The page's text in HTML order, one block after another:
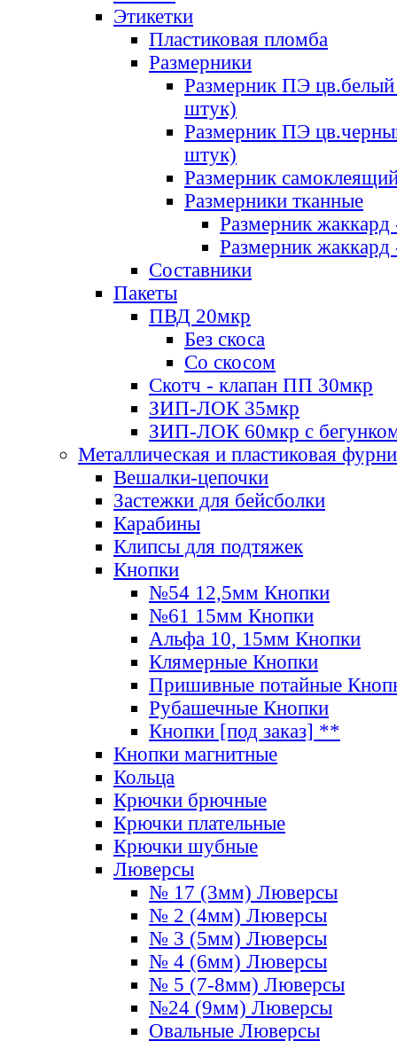
Этикетки
Пластиковая пломба
Размерники
Размерник ПЭ цв.белый
штук)
Размерник ПЭ
штук)
Размерник
Размерники тканные
Размерник
Размерник
Составники
Пакеты
ПВД 20мкр
Без скоса
Со скосом
Скотч - клапан ПП 30мкр
ЗИП-ЛОК 35мкр
ЗИП-ЛОК 60мкр с
Металлическая и пластиковая
Вешалки-цепочки
Застежки для бейсболки
Карабины
Клипсы для подтяжек
Кнопки
№54 12,5мм Кнопки
№61 15мм Кнопки
Альфа 10, 15мм Кнопки
Клямерные Кнопки
Пришивные потайные
Рубашечные Кнопки
Кнопки [под заказ] **
Кнопки магнитные
Кольца
Крючки брючные
Крючки плательные
Крючки шубные
Люверсы
№ 17 (3мм) Люверсы
№ 2 (4мм) Люверсы
№ 3 (5мм) Люверсы
№ 4 (6мм) Люверсы
№ 5 (7-8мм) Люверсы
№24 (9мм) Люверсы
Овальные Люверсы